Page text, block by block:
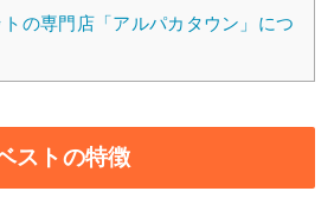
の専門店「アルパカタウン」につ
ストの特徴